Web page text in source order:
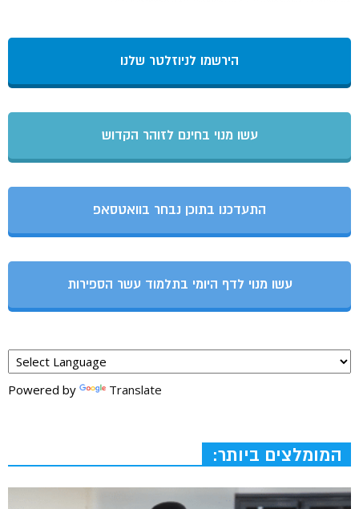
הירשמו לניוזלטר שלנו
עשו מנוי בחינם לזוהר הקדוש
התעדכנו בתוכן נבחר בוואטסאפ
עשו מנוי לדף היומי בתלמוד עשר הספירות
Powered by Translate
המומלצים ביותר: